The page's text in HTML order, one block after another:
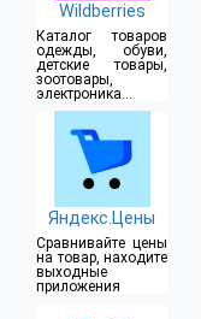
Wildberries
Каталог товаров
одежды, обуви,
детские товары,
зоотовары,
электроника и
многое другое
Яндекс.Цены
Сравнивайте цены
на товар, находите
выходные
приложения